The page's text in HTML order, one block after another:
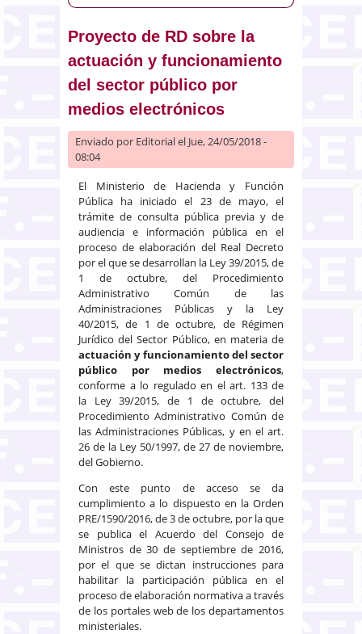
Proyecto de RD sobre la
actuación y funcionamiento
del sector público por
medios electrónicos
Enviado por Editorialel Jue, 24/05/2018 -
08:04
El Ministerio de Hacienda y Función
Pública ha iniciado el 23 de mayo, el
trámite de consulta pública previa y de
audiencia e información pública en el
proceso de elaboración del Real Decreto
por el que se desarrollan la Ley 39/2015, de
1 de octubre, del Procedimiento
Administrativo Común de las
Administraciones Públicas y la Ley
40/2015, de 1 de octubre, de Régimen
Jurídico del Sector Público, en materia de
actuación y funcionamiento del sector
público por medios electrónicos,
conforme a lo regulado en el art. 133 de
la Ley 39/2015, de 1 de octubre, del
Procedimiento Administrativo Común de
las Administraciones Públicas, y en el art.
26 de la Ley 50/1997, de 27 de noviembre,
del Gobierno.
Con este punto de acceso se da
cumplimiento a lo dispuesto en la Orden
PRE/1590/2016, de 3 de octubre, por la que
se publica el Acuerdo del Consejo de
Ministros de 30 de septiembre de 2016,
por el que se dictan instrucciones para
habilitar la participación pública en el
proceso de elaboración normativa a través
de los portales web de los departamentos
ministeriales.